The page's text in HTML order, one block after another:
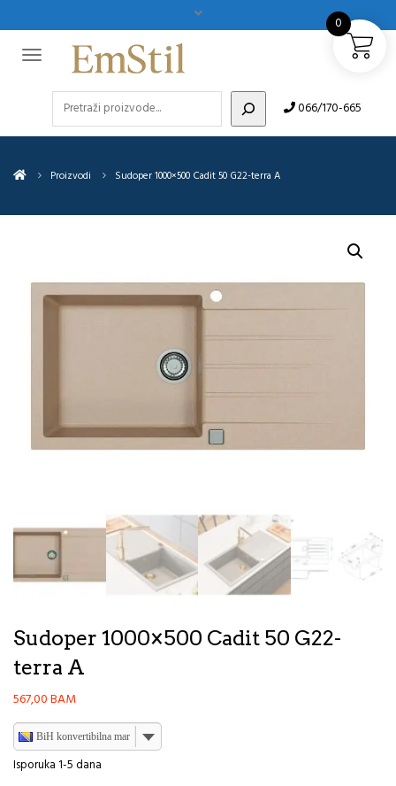
066/170-665
Proizvodi Sudoper 1000×500 Cadit 50 G22-terra A
Sudoper 1000×500 Cadit 50 G22-
terra A
567,00BAM
BiH konvertibilna marka
Isporuka 1-5 dana
0